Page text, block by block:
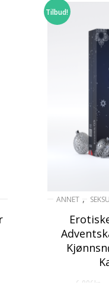
Tilbud!
ANNET ,
6 006 kr